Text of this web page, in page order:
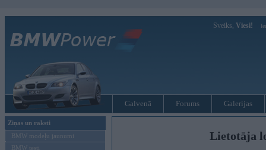
Sveiks, Viesi!
Galvenā Forums Galerijas
Ziņas un raksti
BMW modeļu jaunumi
BMW testi
Lietotāja